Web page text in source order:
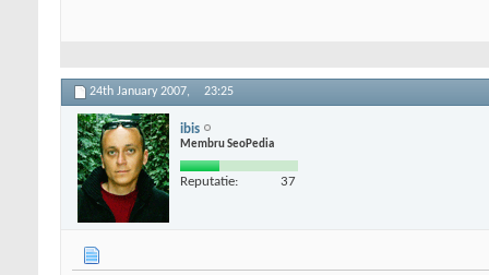
24th January 2007, 23:25
ibis
Membru SeoPedia
Reputatie: 37